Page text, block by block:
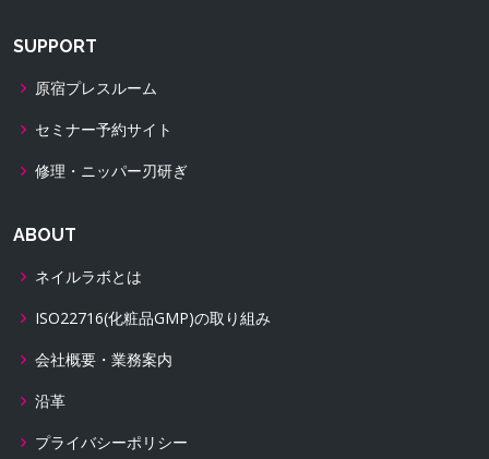
SUPPORT
原宿プレスルーム
セミナー予約サイト
修理・ニッパー刃研ぎ
ABOUT
ネイルラボとは
ISO22716(化粧品GMP)の取り組み
会社概要・業務案内
沿革
プライバシーポリシー